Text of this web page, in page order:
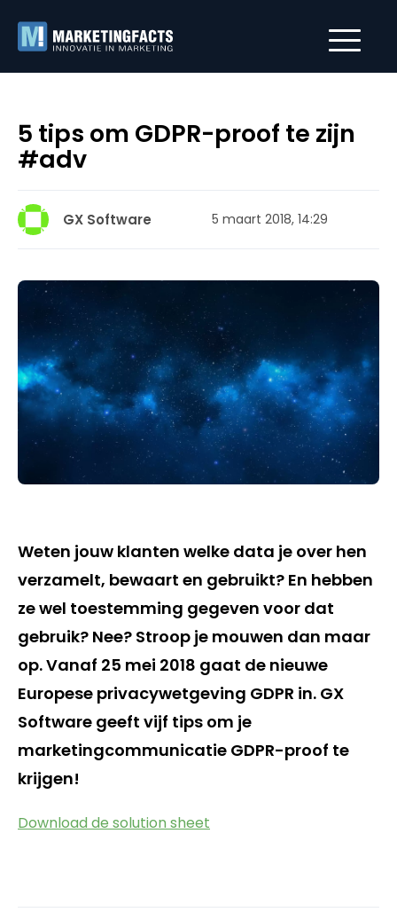
5 tips om GDPR-proof te zijn
#adv
GX Software 5 maart 2018, 14:29
Weten jouw klanten welke data je over hen
verzamelt, bewaart en gebruikt? En hebben
ze wel toestemming gegeven voor dat
gebruik? Nee? Stroop je mouwen dan maar
op. Vanaf 25 mei 2018 gaat de nieuwe
Europese privacywetgeving GDPR in. GX
Software geeft vijf tips om je
marketingcommunicatie GDPR-proof te
krijgen!
Download de solution sheet